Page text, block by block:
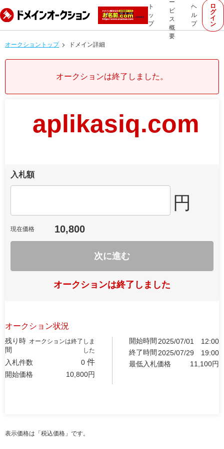
ト
ッ
プ
ー
ビ
ス
概
要
ヘ
ル
プ
ロ
グ
イ
ン
オークショントップ ドメイン詳細
オークションは終了しました。
aplikasiq.com
入札額
円
現在価格 10,800
次に進む
オークションは終了しました
オークション状況
残り時
間
オークションは終了しま
した
入札件数 0 件
開始価格 10,800円
開始時間 2025/07/01
12:00
終了時間 2025/07/29
19:00
最低入札価格
11,100円
表示価格は「税込価格」です。